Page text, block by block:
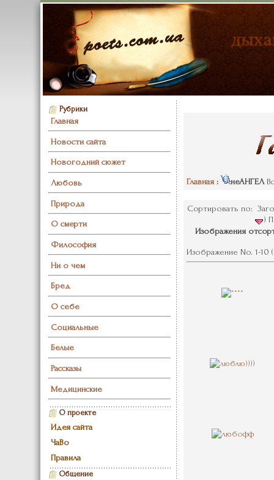
Рубрики
Главная
Новости сайта
Новогодний сюжет
Любовь
Природа
О смерти
Философия
Ни о чем
Бред
О себе
Социальные
Белые
Рассказы
Медицинские
О проекте
Идея сайта
ЧаВо
Правила
Общение
Главная : неАНГЕЛ
Сортировать по:
)
Изображения
Изображение No. 1-10